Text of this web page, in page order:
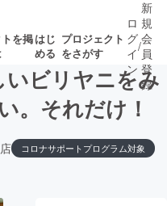
を掲はじ
める
プロジェクト
をさがす
募集終了が近いプ
ロジェクト
もうすぐ公開
されます
ロ
グ
イ
ン
/
新
規
会
員
登
録
ビリヤニをみ
。それだけ！
コロナサポートプログラム対象